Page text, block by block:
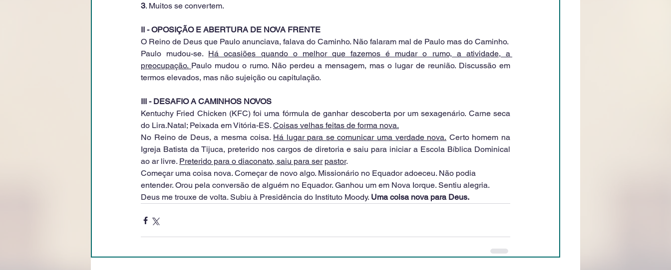
3. Muitos se convertem.
II - OPOSIÇÃO E ABERTURA DE NOVA FRENTE
O Reino de Deus que Paulo anunciava, falava do Caminho. Não falaram mal de Paulo mas do Caminho.
Paulo mudou-se. Há ocasiões quando o melhor que fazemos é mudar o rumo, a atividade, a
preocupação. Paulo mudou o rumo. Não perdeu a mensagem, mas o lugar de reunião. Discussão em
termos elevados, mas não sujeição ou capitulação.
III - DESAFIO A CAMINHOS NOVOS
Kentuchy Fried Chicken (KFC) foi uma fórmula de ganhar descoberta por um sexagenário. Carne seca
do Lira.Natal; Peixada em Vitória-ES. Coisas velhas feitas de forma nova.
No Reino de Deus, a mesma coisa. Há lugar para se comunicar uma verdade nova. Certo homem na
Igreja Batista da Tijuca, preterido nos cargos de diretoria e saiu para iniciar a Escola Bíblica Dominical
ao ar livre. Preterido para o diaconato, saiu para ser pastor.
Começar uma coisa nova. Começar de novo algo. Missionário no Equador adoeceu. Não podia
entender. Orou pela conversão de alguém no Equador. Ganhou um em Nova Iorque. Sentiu alegria.
Deus me trouxe de volta. Subiu à Presidência do Instituto Moody. Uma coisa nova para Deus.